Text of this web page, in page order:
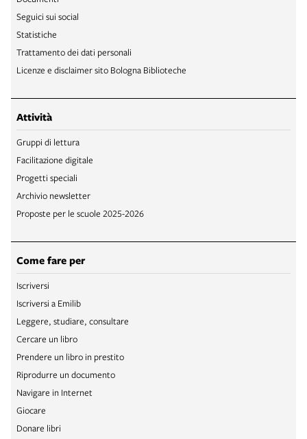
Seguici sui social
Statistiche
Trattamento dei dati personali
Licenze e disclaimer sito Bologna Biblioteche
Attività
Gruppi di lettura
Facilitazione digitale
Progetti speciali
Archivio newsletter
Proposte per le scuole 2025-2026
Come fare per
Iscriversi
Iscriversi a Emilib
Leggere, studiare, consultare
Cercare un libro
Prendere un libro in prestito
Riprodurre un documento
Navigare in Internet
Giocare
Donare libri